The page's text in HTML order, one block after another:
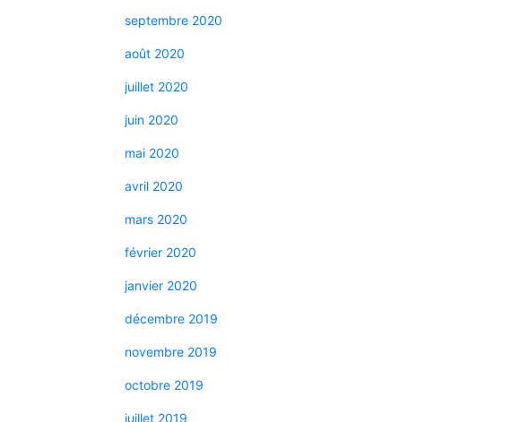
septembre 2020
août 2020
juillet 2020
juin 2020
mai 2020
avril 2020
mars 2020
février 2020
janvier 2020
décembre 2019
novembre 2019
octobre 2019
juillet 2019